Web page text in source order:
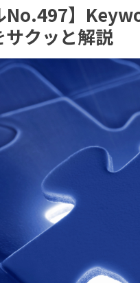
No.497】
サクッと解説